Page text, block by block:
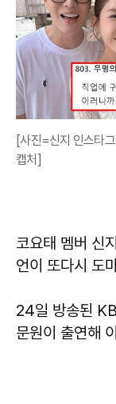
[사진=신지 인스타
캡처]
코요태 멤버 신
언이 또다시 도
24일 방송된
문원이 출연해